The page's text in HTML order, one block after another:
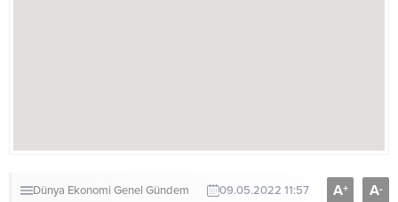
Dünya Ekonomi Genel Gündem 09.05.2022 11:57 A+ A-